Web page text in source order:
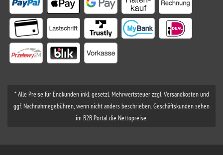
* Alle Preise für Endkunden inkl. gesetzl. Mehrwertsteuer zzgl. Versandkosten und
ggf. Nachnahmegebühren, wenn nicht anders beschrieben. Geschäftskunden sehen
im B2B Portal die Nettopreise.